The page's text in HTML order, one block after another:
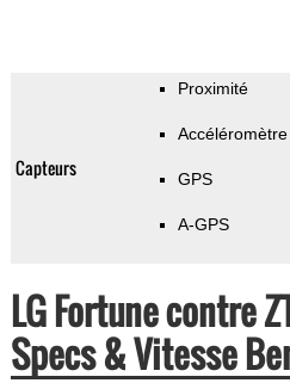
Capteurs
Proximité
Accéléromètre
GPS
A-GPS
LG Fortune contre
Specs & Vitesse